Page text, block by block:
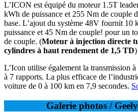
L’ICON est équipé du moteur 1.5T
kWh de puissance et 255 Nm de couple
base. L’ajout du système 48V fournit 10
puissance et 45 Nm de couple! pour un
de couple. (Moteur à injection directe
cylindres à haut rendement de 1,5 TD)
L’Icon utilise également la transmission
à 7 rapports. La plus efficace de
voiture de 0 à 100 km en 7,9 secondes.
Galerie photos /